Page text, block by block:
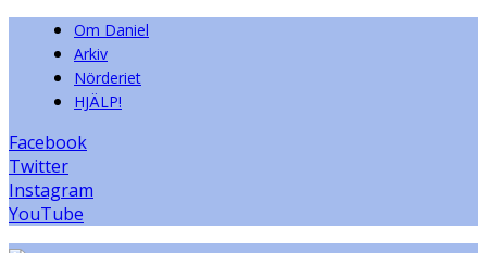
Om Daniel
Arkiv
Nörderiet
HJÄLP!
Facebook
Twitter
Instagram
YouTube